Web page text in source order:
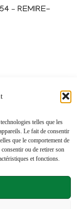
telles que les
Le fait de consentir
que le comportement de
ou de retirer son
et fonctions.
– REMIRE-